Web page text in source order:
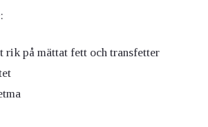
:
rik på mättat fett och transfetter